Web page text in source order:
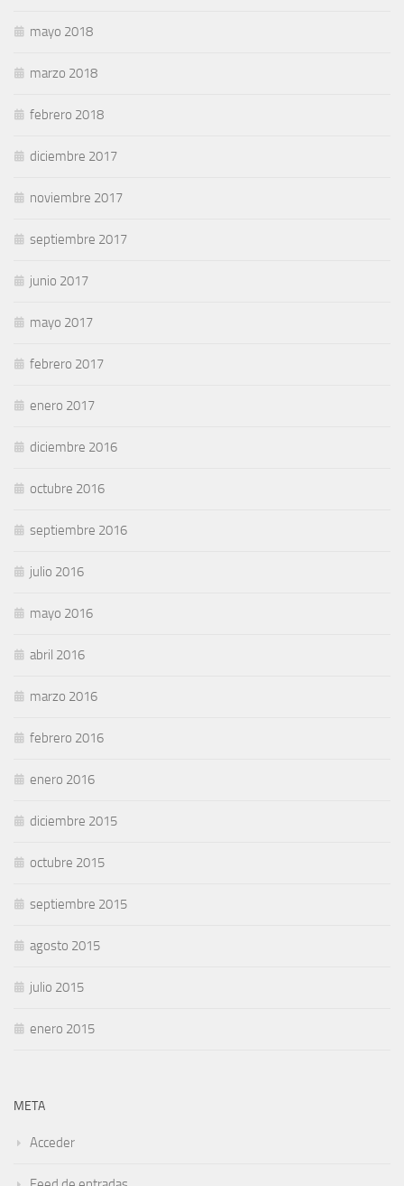
mayo 2018
marzo 2018
febrero 2018
diciembre 2017
noviembre 2017
septiembre 2017
junio 2017
mayo 2017
febrero 2017
enero 2017
diciembre 2016
octubre 2016
septiembre 2016
julio 2016
mayo 2016
abril 2016
marzo 2016
febrero 2016
enero 2016
diciembre 2015
octubre 2015
septiembre 2015
agosto 2015
julio 2015
enero 2015
META
Acceder